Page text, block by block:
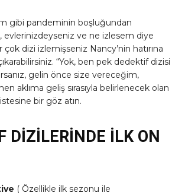
gibi pandeminin boşluğundan
evlerinizdeyseniz ve ne izlesem diye
dizi izlemişseniz Nancy’nin hatırına
“Yok, ben pek dedektif dizisi
gelin önce size vereceğim,
aklıma geliş sırasıyla belirlenecek olan
bir göz atın.
DİZİLERİNDE İLK ON
( Özellikle ilk sezonu ile